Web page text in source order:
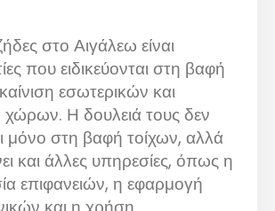
στο Αιγάλεω είναι
που ειδικεύονται στη βαφή
εσωτερικών και
χώρων. Η δουλειά τους δεν
μόνο στη βαφή τοίχων, αλλά
και άλλες υπηρεσίες, όπως η
επιφανειών, η εφαρμογή